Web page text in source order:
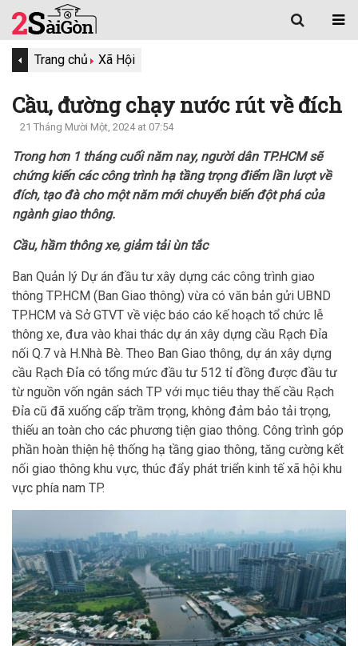
Trang chủ Xã Hội
Cầu, đường chạy nước rút về đích
21 Tháng Mười Một, 2024 at 07:54
Trong hơn 1 tháng cuối năm nay, người dân TP.HCM sẽ
chứng kiến các công trình hạ tầng trọng điểm lần lượt về
đích, tạo đà cho một năm mới chuyển biến đột phá của
ngành giao thông.
Cầu, hầm thông xe, giảm tải ùn tắc
Ban Quản lý Dự án đầu tư xây dựng các công trình giao
thông TP.HCM (Ban Giao thông) vừa có văn bản gửi UBND
TP.HCM và Sở GTVT về việc báo cáo kế hoạch tổ chức lễ
thông xe, đưa vào khai thác dự án xây dựng cầu Rạch Đỉa
nối Q.7 và H.Nhà Bè. Theo Ban Giao thông, dự án xây dựng
cầu Rạch Đỉa có tổng mức đầu tư 512 tỉ đồng được đầu tư
từ nguồn vốn ngân sách TP với mục tiêu thay thế cầu Rạch
Đỉa cũ đã xuống cấp trầm trọng, không đảm bảo tải trọng,
thiếu an toàn cho các phương tiện giao thông. Công trình góp
phần hoàn thiện hệ thống hạ tầng giao thông, tăng cường kết
nối giao thông khu vực, thúc đẩy phát triển kinh tế xã hội khu
vực phía nam TP.